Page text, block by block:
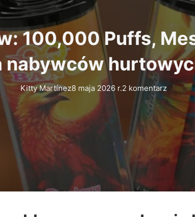
100,000 Puffs,
nabywców
Kitty Martínez8 maja 2026 r.2 komentarz